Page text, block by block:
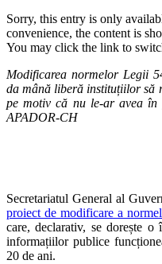
Sorry, this entry is only
convenience, the content is
You may click the link to
Modificarea normelor Legii
da mână liberă instituțiilor să
pe motiv că nu le-ar avea în
APADOR-CH
Secretariatul General al
proiect de modificare a
care, declarativ, se dorește
informațiilor publice
20 de ani.